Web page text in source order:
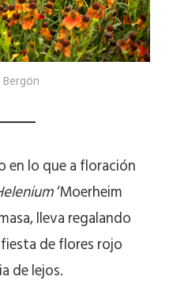
en lo que a floración
‘Moerheim
lleva regalando
de flores rojo
de lejos.